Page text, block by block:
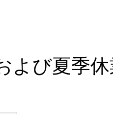
よび夏季